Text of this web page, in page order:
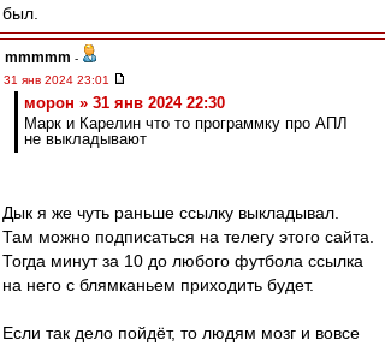
был.
mmmmm -
31 янв 2024 23:01
морон » 31 янв 2024 22:30
Марк и Карелин что то программку про АПЛ
не выкладывают
Дык я же чуть раньше ссылку выкладывал.
Там можно подписаться на телегу этого сайта.
Тогда минут за 10 до любого футбола ссылка
на него с блямканьем приходить будет.
Если так дело пойдёт, то людям мозг и вовсе